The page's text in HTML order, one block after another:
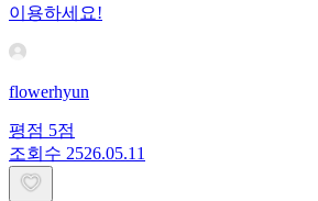
이용하세요!
flowerhyun
평점 5점
조회수 2526.05.11